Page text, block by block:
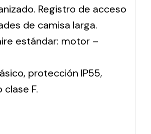
Registro de acceso
de camisa larga.
estándar: motor –
protección IP55,
clase F.